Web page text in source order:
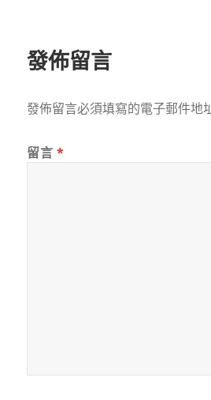
發佈留言
發佈留言必須填寫的電子郵件地
留言*